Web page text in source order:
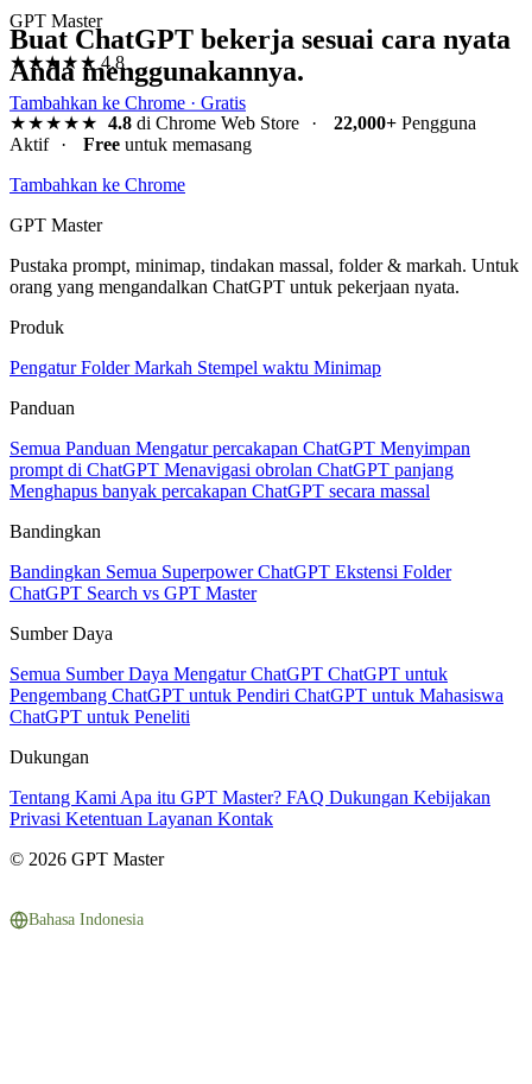
GPT Master
★★★★★ 4.8
Tambahkan ke Chrome · Gratis
Buat ChatGPT bekerja sesuai cara nyata
Anda menggunakannya.
★★★★★ 4.8di Chrome Web Store · 22,000+Pengguna
Aktif
· Free untuk memasang
Tambahkan ke Chrome
GPT Master
Pustaka prompt, minimap, tindakan massal, folder & markah. Untuk
orang yang mengandalkan ChatGPT untuk pekerjaan nyata.
Produk
PengaturFolderMarkah Stempel waktu Minimap
Panduan
Semua Panduan Mengatur percakapan ChatGPT Menyimpan
prompt di ChatGPT Menavigasi obrolan ChatGPT panjang
Menghapus banyak percakapan ChatGPT secara massal
Bandingkan
Bandingkan Semua Superpower ChatGPT Ekstensi Folder
ChatGPT Search vs GPT Master
Sumber Daya
Semua Sumber Daya Mengatur ChatGPT ChatGPT untuk
Pengembang ChatGPT untuk Pendiri ChatGPT untuk Mahasiswa
ChatGPT untuk Peneliti
Dukungan
Tentang Kami Apa itu GPT Master? FAQ Dukungan Kebijakan
Privasi Ketentuan Layanan Kontak
© 2026 GPT Master
Bahasa Indonesia